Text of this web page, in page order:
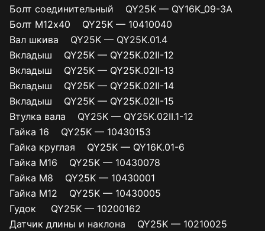
Болт соединительный QY25K — QY16K_09-3A
Болт М12х40 QY25K — 10410040
Вал шкива QY25K — QY25K.01.4
Вкладыш QY25K — QY25K.02II-12
Вкладыш QY25K — QY25K.02II-13
Вкладыш QY25K — QY25K.02II-14
Вкладыш QY25K — QY25K.02II-15
Втулка вала QY25K — QY25K.02II.1-12
Гайка 16 QY25K — 10430153
Гайка круглая QY25K — QY16K.01-6
Гайка М16 QY25K — 10430078
Гайка М8 QY25K — 10430001
Гайка М12 QY25K — 10430005
Гудок QY25K — 10200162
Датчик длины и наклона QY25K — 10210025